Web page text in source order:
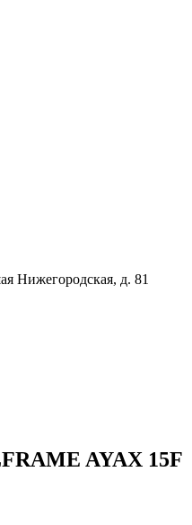
Нижегородская, д. 81
AYAX 15F